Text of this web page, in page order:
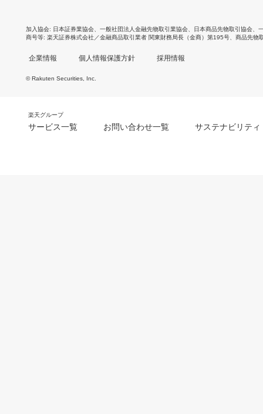
加入協会 日本証券業協会 一般社団法人金融先物取引業協会 日本商品先物取引協会
商号等 楽天証券株式会社／金融商品取引業者 関東財務局長（金商）第195号、商品先物
企業情報 個人情報保護方針 採用情報
© Rakuten Securities, Inc.
楽天グループ
サービス一覧 お問い合わせ一覧 サステナビリティ